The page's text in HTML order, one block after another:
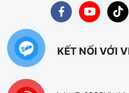
KẾT NỐI VỚI